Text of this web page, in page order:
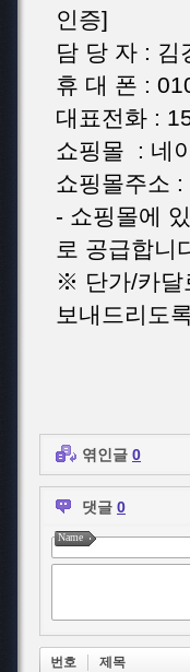
인증]
담 당 자 : 김
휴 대 폰 :
대표전화 :
쇼핑몰 : 네
쇼핑몰주소
- 쇼핑몰에
로 공급합니
※ 단가/카달
보내드리도
엮인글 0
댓글 0
Name
번호 제목